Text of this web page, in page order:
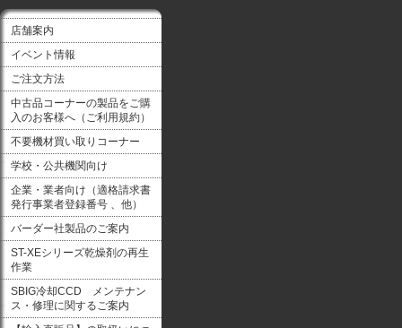
店舗案内
イベント情報
ご注文方法
中古品コーナーの製品をご購
入のお客様へ（ご利用規約）
不要機材買い取りコーナー
学校・公共機関向け
企業・業者向け（適格請求書
発行事業者登録番号 、他）
バーダー社製品のご案内
ST-XEシリーズ乾燥剤の再生
作業
SBIG冷却CCD メンテナン
ス・修理に関するご案内